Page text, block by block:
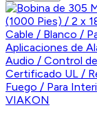
VIAKON